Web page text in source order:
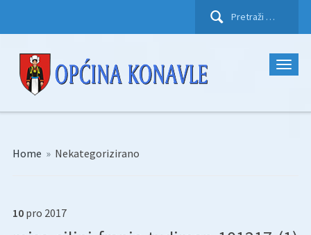
Pretraži:
Home » Nekategorizirano
10 pro 2017